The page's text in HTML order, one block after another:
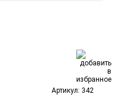
Артикул: 342